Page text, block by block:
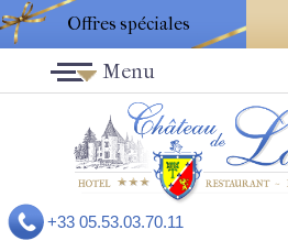
Offres spéciales
+33 05.53.03.70.11
Menu